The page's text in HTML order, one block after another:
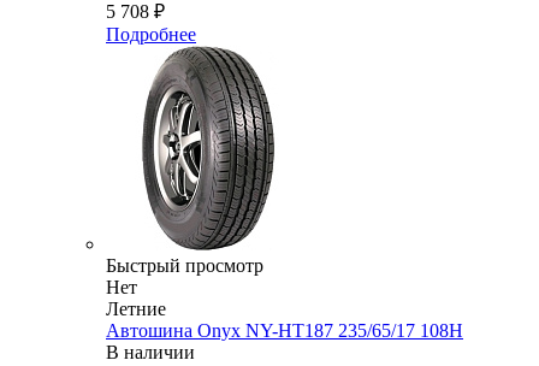
5 708 ₽
Подробнее
Быстрый просмотр
Нет
Летние
Автошина Onyx NY-HT187 235/65/17 108H
В наличии